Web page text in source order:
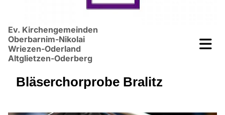
Ev. Kirchengemeinden
Oberbarnim-Nikolai
Wriezen-Oderland
Altglietzen-Oderberg
Bläserchorprobe Bralitz